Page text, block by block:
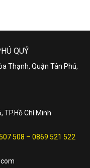
QUÝ
Thạnh, Quận Tân Phú,
TP.Hồ Chí Minh
508 – 0869 521 522